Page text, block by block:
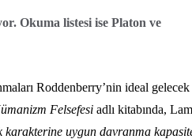
Okuma listesi ise Platon ve
Roddenberry’nin ideal gelecek
Felsefesi adlı kitabında,
karakterine uygun davranma